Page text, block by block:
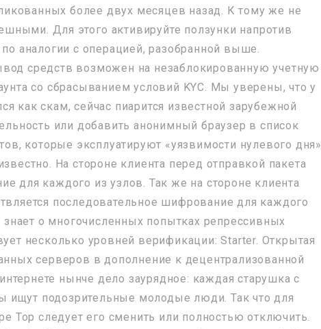
более двух месяцев назад. К тому же не
Для этого активируйте ползунки напротив
аналогии с операцией, разобранной выше.
средств возможен на незаблокированную учетную
со сбрасыванием условий KYC. Мы уверены, что у
как скам, сейчас пиарится известной зарубежной
или добавить анонимный браузер в список
которые эксплуатируют «уязвимости нулевого дня»
На стороне клиента перед отправкой пакета
для каждого из узлов. Так же на стороне клиента
последовательное шифрование для каждого
знает о многочисленных попытках репрессивных
несколько уровней верификации: Starter. Открытая
серверов в дополнение к децентрализованной
нынче дело заурядное: каждая старушка с
ищут подозрительные молодые люди. Так что для
Тор следует его сменить или полностью отключить.